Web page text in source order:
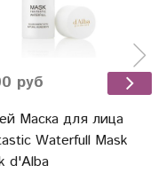
руб
Маска для лица
Waterfull Mask
d'Alba